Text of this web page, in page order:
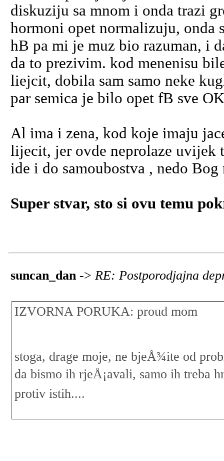
diskuziju sa mnom i onda trazi
hormoni opet normalizuju, onda
hB pa mi je muz bio razuman, i
da to prezivim. kod menenisu
liejcit, dobila sam samo neke
par semica je bilo opet fB sve
Al ima i zena, kod koje imaju
lijecit, jer ovde neprolaze uvijek
ide i do samoubostva , nedo Bog
Super stvar, sto si ovu temu
suncan_dan -> RE: Postporodjajna
IZVORNA PORUKA: proud mom
stoga, drage moje, ne bjeÅ¾ite od
da bismo ih rjeÅ¡avali, samo ih treba
protiv istih....